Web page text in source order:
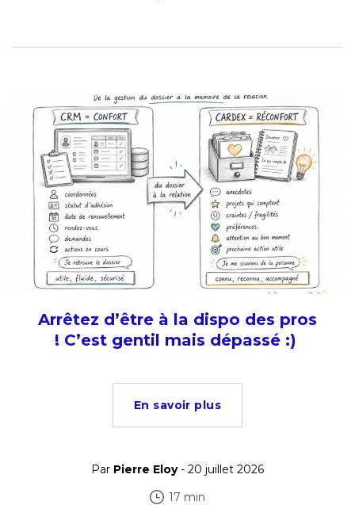
Arrêtez d’être à la dispo des pros
! C’est gentil mais dépassé :)
En savoir plus
Par Pierre Eloy- 20 juillet 2026
17 min